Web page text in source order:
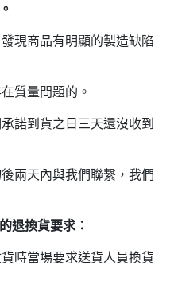
現商品有明顯的製造缺陷
質量問題的。
諾到貨之日三天還沒收到
兩天內與我們聯繫，我們
退換貨要求：
時當場要求送貨人員換貨